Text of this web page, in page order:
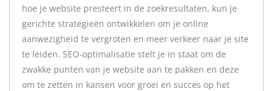
hoe je website presteert in de zoekresultaten, kun je
gerichte strategieën ontwikkelen om je online
aanwezigheid te vergroten en meer verkeer naar je site
te leiden. SEO-optimalisatie stelt je in staat om de
zwakke punten van je website aan te pakken en deze
om te zetten in kansen voor groei en succes op het